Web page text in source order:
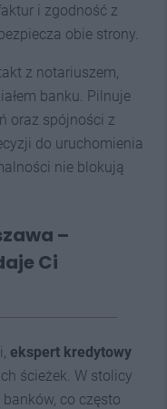
i zgodność z
obie strony.
z notariuszem,
banku. Pilnuje
oraz spójności z
do uruchomienia
nie blokują
–
Ci
ekspert kredytowy
ścieżek. W stolicy
co często